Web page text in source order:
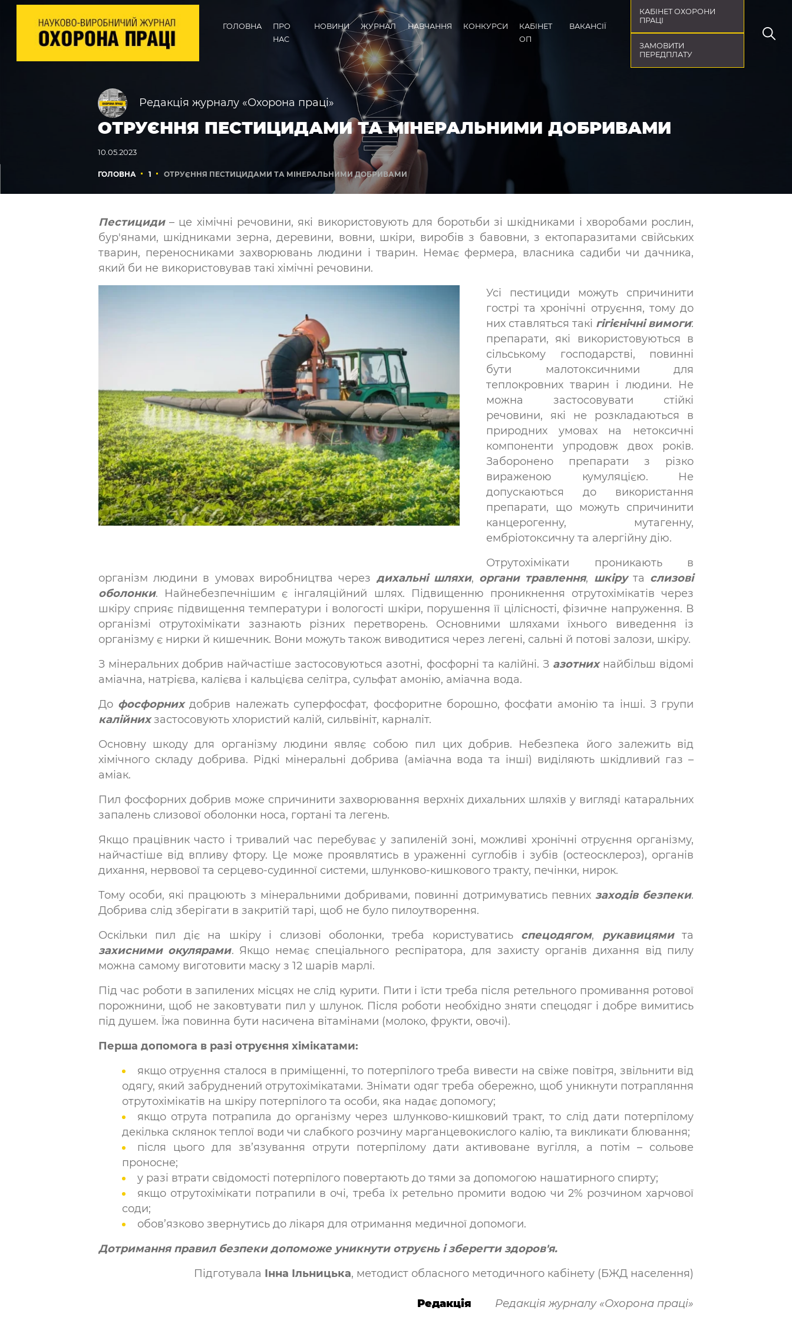
ГОЛОВНА
ПРО
НАС
НОВИНИ ЖУРНАЛ НАВЧАННЯ КОНКУРСИ
КАБІНЕТ
ОП
ВАКАНСІЇ
КАБІНЕТ ОХОРОНИ
ПРАЦІ
ЗАМОВИТИ
ПЕРЕДПЛАТУ
Редакція журналу «Охорона праці»
ОТРУЄННЯ ПЕСТИЦИДАМИ ТА МІНЕРАЛЬНИМИ ДОБРИВАМИ
10.05.2023
ГОЛОВНА 1 ОТРУЄННЯ ПЕСТИЦИДАМИ ТА МІНЕРАЛЬНИМИ ДОБРИВАМИ
Пестициди – це хімічні речовини, які використовують для боротьби зі шкідниками і хворобами рослин,
бур'янами, шкідниками зерна, деревини, вовни, шкіри, виробів з бавовни, з ектопаразитами свійських
тварин, переносниками захворювань людини і тварин. Немає фермера, власника садиби чи дачника,
який би не використовував такі хімічні речовини.
Усі пестициди можуть спричинити
гострі та хронічні отруєння, тому до
них ставляться такі гігієнічні вимоги:
препарати, які використовуються в
сільському господарстві, повинні
бути малотоксичними для
теплокровних тварин і людини. Не
можна застосовувати стійкі
речовини, які не розкладаються в
природних умовах на нетоксичні
компоненти упродовж двох років.
Заборонено препарати з різко
вираженою кумуляцією. Не
допускаються до використання
препарати, що можуть спричинити
канцерогенну, мутагенну,
ембріотоксичну та алергійну дію.
Отрутохімікати проникають в
організм людини в умовах виробництва через дихальні шляхи, органи травлення, шкірута слизові
оболонки. Найнебезпечнішим є інгаляційний шлях. Підвищенню проникнення отрутохімікатів через
шкіру сприяє підвищення температури і вологості шкіри, порушення її цілісності, фізичне напруження. В
організмі отрутохімікати зазнають різних перетворень. Основними шляхами їхнього виведення із
організму є нирки й кишечник. Вони можуть також виводитися через легені, сальні й потові залози, шкіру.
З мінеральних добрив найчастіше застосовуються азотні, фосфорні та калійні. З азотнихнайбільш відомі
аміачна, натрієва, калієва і кальцієва селітра, сульфат амонію, аміачна вода.
Дофосфорнихдобрив належать суперфосфат, фосфоритне борошно, фосфати амонію та інші. З групи
калійнихзастосовують хлористий калій, сильвініт, карналіт.
Основну шкоду для організму людини являє собою пил цих добрив. Небезпека його залежить від
хімічного складу добрива. Рідкі мінеральні добрива (аміачна вода та інші) виділяють шкідливий газ –
аміак.
Пил фосфорних добрив може спричинити захворювання верхніх дихальних шляхів у вигляді катаральних
запалень слизової оболонки носа, гортані та легень.
Якщо працівник часто і тривалий час перебуває у запиленій зоні, можливі хронічні отруєння організму,
найчастіше від впливу фтору. Це може проявлятись в ураженні суглобів і зубів (остеосклероз), органів
дихання, нервової та серцево-судинної системи, шлунково-кишкового тракту, печінки, нирок.
Тому особи, які працюють з мінеральними добривами, повинні дотримуватись певних заходів безпеки.
Добрива слід зберігати в закритій тарі, щоб не було пилоутворення.
Оскільки пил діє на шкіру і слизові оболонки, треба користуватись спецодягом, рукавицямита
захисними окулярами. Якщо немає спеціального респіратора, для захисту органів дихання від пилу
можна самому виготовити маску з 12 шарів марлі.
Під час роботи в запилених місцях не слід курити. Пити і їсти треба після ретельного промивання ротової
порожнини, щоб не заковтувати пил у шлунок. Після роботи необхідно зняти спецодяг і добре вимитись
під душем. Їжа повинна бути насичена вітамінами (молоко, фрукти, овочі).
Перша допомога в разі отруєння хімікатами:
якщо отруєння сталося в приміщенні, то потерпілого треба вивести на свіже повітря, звільнити від
одягу, який забруднений отрутохімікатами. Знімати одяг треба обережно, щоб уникнути потрапляння
отрутохімікатів на шкіру потерпілого та особи, яка надає допомогу;
якщо отрута потрапила до організму через шлунково-кишковий тракт, то слід дати потерпілому
декілька склянок теплої води чи слабкого розчину марганцевокислого калію, та викликати блювання;
після цього для зв’язування отрути потерпілому дати активоване вугілля, а потім – сольове
проносне;
у разі втрати свідомості потерпілого повертають до тями за допомогою нашатирного спирту;
якщо отрутохімікати потрапили в очі, треба їх ретельно промити водою чи 2% розчином харчової
соди;
обов’язково звернутись до лікаря для отримання медичної допомоги.
Дотримання правил безпеки допоможе уникнути отруєнь і зберегти здоров'я.
Підготувала Інна Ільницька, методист обласного методичного кабінету (БЖД населення)
Редакція Редакція журналу «Охорона праці»